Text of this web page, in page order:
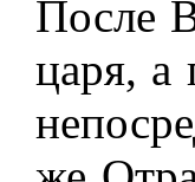
После
царя, а